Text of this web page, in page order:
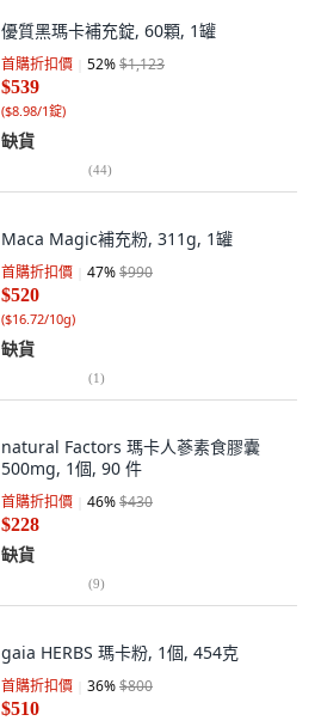
優質黑瑪卡補充錠, 60顆, 1罐
首購折扣價 52%$1,123
$539
($8.98/1錠)
缺貨
(44)
Maca Magic補充粉, 311g, 1罐
首購折扣價 47%$990
$520
($16.72/10g)
缺貨
(1)
natural Factors 瑪卡人蔘素食膠囊
500mg, 1個, 90 件
首購折扣價 46%$430
$228
缺貨
(9)
gaia HERBS 瑪卡粉, 1個, 454克
首購折扣價 36%$800
$510